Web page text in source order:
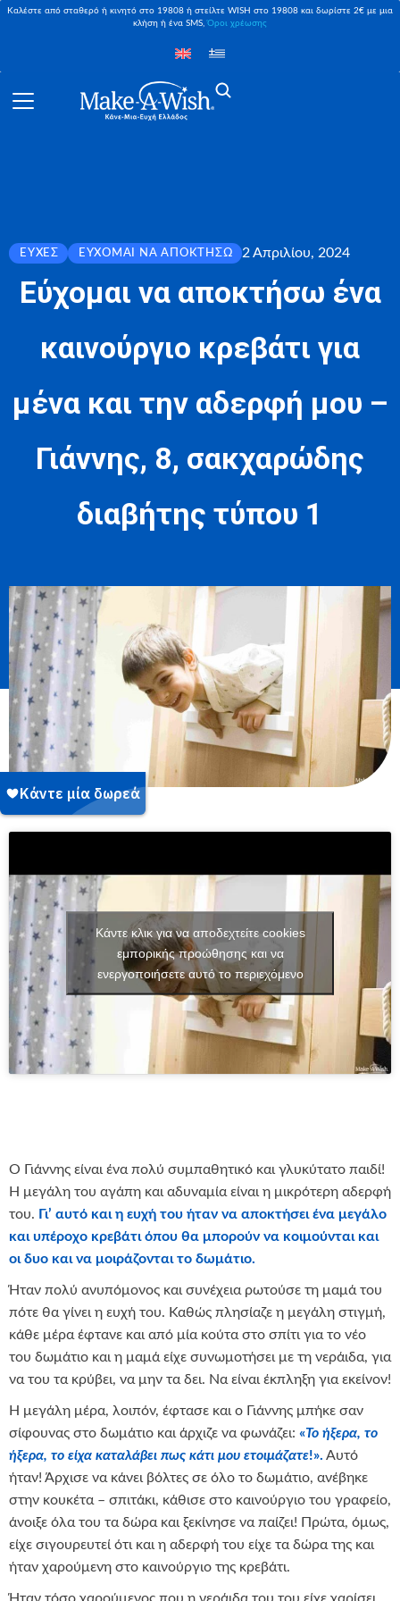
Καλέστε από σταθερό ή κινητό στο 19808 ή στείλτε WISH στο 19808 και δωρίστε 2€ με μια
κλήση ή ένα SMS,Όροι χρέωσης
ΕΥΧΈΣ ΕΎΧΟΜΑΙ ΝΑ ΑΠΟΚΤΉΣΩ 2 Απριλίου, 2024
Εύχομαι να αποκτήσω ένα
καινούργιο κρεβάτι για
μένα και την αδερφή μου –
Γιάννης, 8, σακχαρώδης
διαβήτης τύπου 1
Κάντε κλικ για να αποδεχτείτε cookies
εμπορικής προώθησης και να
ενεργοποιήσετε αυτό το περιεχόμενο
Ο Γιάννης είναι ένα πολύ συμπαθητικό και γλυκύτατο παιδί!
Η μεγάλη του αγάπη και αδυναμία είναι η μικρότερη αδερφή
του. Γι’ αυτό και η ευχή του ήταν να αποκτήσει ένα μεγάλο
και υπέροχο κρεβάτι όπου θα μπορούν να κοιμούνται και
οι δυο και να μοιράζονται το δωμάτιο.
Ήταν πολύ ανυπόμονος και συνέχεια ρωτούσε τη μαμά του
πότε θα γίνει η ευχή του. Καθώς πλησίαζε η μεγάλη στιγμή,
κάθε μέρα έφτανε και από μία κούτα στο σπίτι για το νέο
του δωμάτιο και η μαμά είχε συνωμοτήσει με τη νεράιδα, για
να του τα κρύβει, να μην τα δει. Να είναι έκπληξη για εκείνον!
Η μεγάλη μέρα, λοιπόν, έφτασε και ο Γιάννης μπήκε σαν
σίφουνας στο δωμάτιο και άρχιζε να φωνάζει: «Το ήξερα, το
ήξερα, το είχα καταλάβει πως κάτι μου ετοιμάζατε!». Αυτό
ήταν! Άρχισε να κάνει βόλτες σε όλο το δωμάτιο, ανέβηκε
στην κουκέτα – σπιτάκι, κάθισε στο καινούργιο του γραφείο,
άνοιξε όλα του τα δώρα και ξεκίνησε να παίζει! Πρώτα, όμως,
είχε σιγουρευτεί ότι και η αδερφή του είχε τα δώρα της και
ήταν χαρούμενη στο καινούργιο της κρεβάτι.